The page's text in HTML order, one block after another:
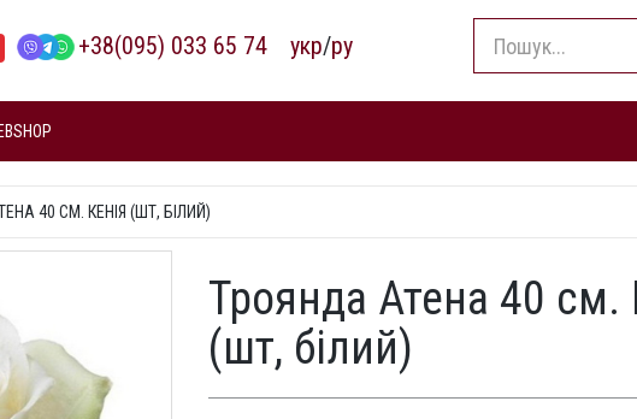
+38(095) 033 65 74 укр/ру
40 СМ. КЕНІЯ (ШТ, БІЛИЙ)
Троянда Атена 40 см.
(шт, білий)